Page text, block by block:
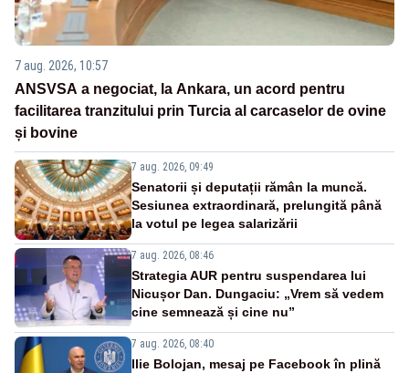
7 aug. 2026, 10:57
ANSVSA a negociat, la Ankara, un acord pentru
facilitarea tranzitului prin Turcia al carcaselor de ovine
și bovine
7 aug. 2026, 09:49
Senatorii și deputații rămân la muncă.
Sesiunea extraordinară, prelungită până
la votul pe legea salarizării
7 aug. 2026, 08:46
Strategia AUR pentru suspendarea lui
Nicușor Dan. Dungaciu: „Vrem să vedem
cine semnează și cine nu”
7 aug. 2026, 08:40
Ilie Bolojan, mesaj pe Facebook în plină